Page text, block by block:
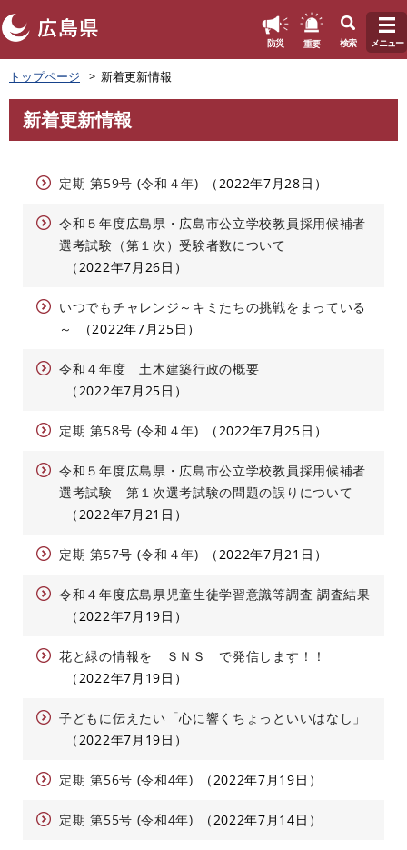
ペ
ー
ジ
先
防災 重要 検索 メニュー
トップページ 新着更新情報
文
新着更新情報
定期 第59号 (令和４年) 2022年7月28日
令和５年度広島県・広島市公立学校教員採用候補者
選考試験（第１次）受験者数について
2022年7月26日
いつでもチャレンジ～キミたちの挑戦をまっている
～
2022年7月25日
令和４年度 土木建築行政の概要
2022年7月25日
定期 第58号 (令和４年) 2022年7月25日
令和５年度広島県・広島市公立学校教員採用候補者
選考試験 第１次選考試験の問題の誤りについて
2022年7月21日
定期 第57号 (令和４年) 2022年7月21日
令和４年度広島県児童生徒学習意識等調査 調査結果
2022年7月19日
花と緑の情報を ＳＮＳ で発信します！！
2022年7月19日
子どもに伝えたい「心に響くちょっといいはなし」
2022年7月19日
定期 第56号 (令和4年) 2022年7月19日
定期 第55号 (令和4年) 2022年7月14日